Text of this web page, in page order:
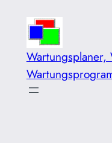
Inhalt
springen
Wartungsplaner,